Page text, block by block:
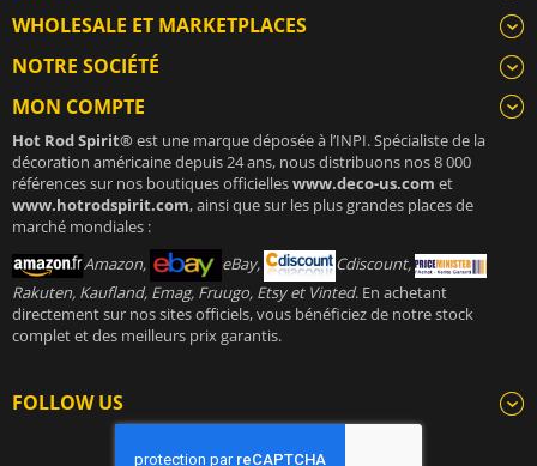
WHOLESALE ET MARKETPLACES
NOTRE SOCIÉTÉ
MON COMPTE
Hot Rod Spirit®est une marque déposée à l’INPI. Spécialiste de la
décoration américaine depuis 24 ans, nous distribuons nos 8 000
références sur nos boutiques officielleswww.deco-us.com et
www.hotrodspirit.com, ainsi que sur les plus grandes places de
marché mondiales :
Amazon,
eBay,
Cdiscount,
Rakuten, Kaufland, Emag, Fruugo, Etsy et Vinted. En achetant
directement sur nos sites officiels, vous bénéficiez de notre stock
complet et des meilleurs prix garantis.
FOLLOW US